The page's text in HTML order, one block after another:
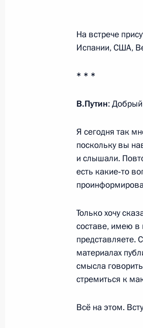
по итогам
1 июля 2016 года,
24 июня 2016
24 июня 2016 года,
17 июня 2016
17 июня 2016
Совместная
министров
17 июня 2016 года,
На встрече
Испании, США,
* * *
В.Путин:
Я сегодня так
поскольку вы
и слышали.
есть какие‑то
Только хочу
составе, имею в
представляете.
материалах
смысла
стремиться к
Всё на этом.